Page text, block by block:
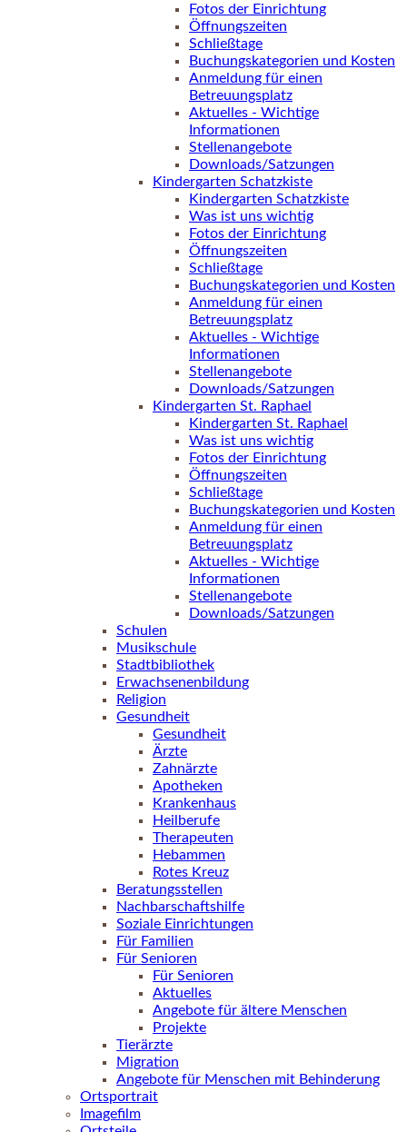
Fotos der Einrichtung
Öffnungszeiten
Schließtage
Buchungskategorien und Kosten
Anmeldung für einen
Betreuungsplatz
Aktuelles - Wichtige
Informationen
Stellenangebote
Downloads/Satzungen
Kindergarten Schatzkiste
Kindergarten Schatzkiste
Was ist uns wichtig
Fotos der Einrichtung
Öffnungszeiten
Schließtage
Buchungskategorien und Kosten
Anmeldung für einen
Betreuungsplatz
Aktuelles - Wichtige
Informationen
Stellenangebote
Downloads/Satzungen
Kindergarten St. Raphael
Kindergarten St. Raphael
Was ist uns wichtig
Fotos der Einrichtung
Öffnungszeiten
Schließtage
Buchungskategorien und Kosten
Anmeldung für einen
Betreuungsplatz
Aktuelles - Wichtige
Informationen
Stellenangebote
Downloads/Satzungen
Schulen
Musikschule
Stadtbibliothek
Erwachsenenbildung
Religion
Gesundheit
Gesundheit
Ärzte
Zahnärzte
Apotheken
Krankenhaus
Heilberufe
Therapeuten
Hebammen
Rotes Kreuz
Beratungsstellen
Nachbarschaftshilfe
Soziale Einrichtungen
Für Familien
Für Senioren
Für Senioren
Aktuelles
Angebote für ältere Menschen
Projekte
Tierärzte
Migration
Angebote für Menschen mit Behinderung
Ortsportrait
Imagefilm